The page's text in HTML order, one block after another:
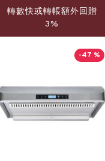
轉數快或轉帳額外回贈
3%
-47 %